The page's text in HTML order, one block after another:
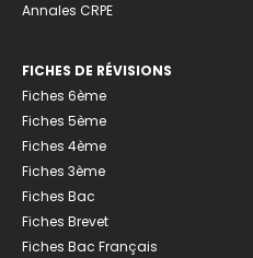
Annales CRPE
FICHES DE RÉVISIONS
Fiches 6ème
Fiches 5ème
Fiches 4ème
Fiches 3ème
Fiches Bac
Fiches Brevet
Fiches Bac Français